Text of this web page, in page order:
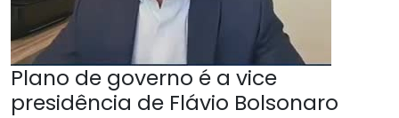
Plano de governo é a vice
presidência de Flávio Bolsonaro